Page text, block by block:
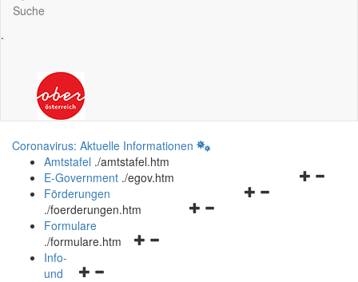
Suche
.
Coronavirus: Aktuelle Informationen
Amtstafel ./amtstafel.htm
Navigationsmenü
E-Government ./egov.htm
Navigationsmenü
Förderungen
./foerderungen.htm
Navigationsmenü
Formulare
./formulare.htm
Navigationsmenü
Info-
und